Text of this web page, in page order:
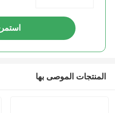
استمر
المنتجات الموصى بها